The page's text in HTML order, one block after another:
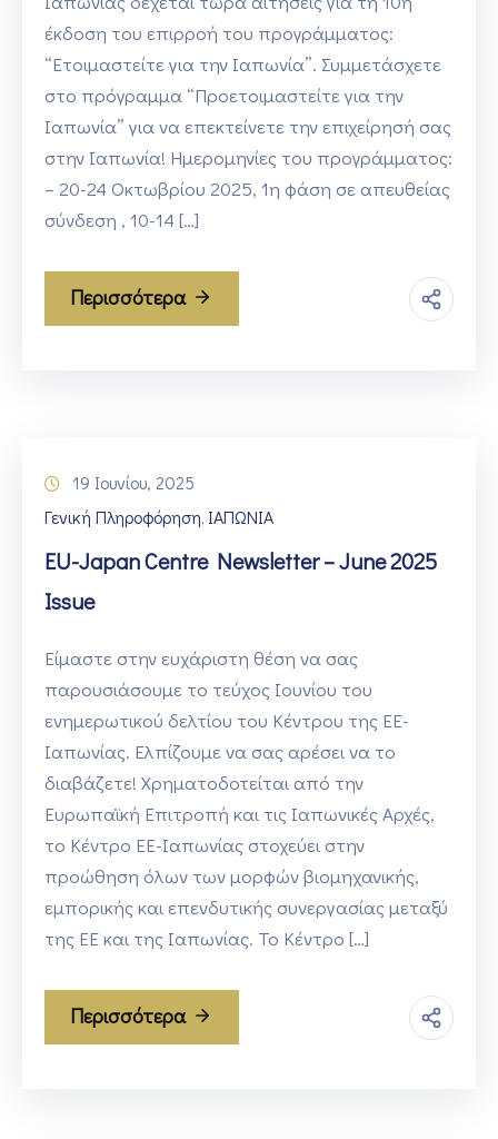
έκδοση του επιρροή του προγράμματος:
“Ετοιμαστείτε για την Ιαπωνία”. Συμμετάσχετε
στο πρόγραμμα “Προετοιμαστείτε για την
Ιαπωνία” για να επεκτείνετε την επιχείρησή σας
στην Ιαπωνία! Ημερομηνίες του προγράμματος:
– 20-24 Οκτωβρίου 2025, 1η φάση σε απευθείας
σύνδεση , 10-14 […]
Περισσότερα
19 Ιουνίου, 2025
Γενική Πληροφόρηση‚ ΙΑΠΩΝΙΑ
EU-Japan Centre Newsletter – June 2025
Issue
Είμαστε στην ευχάριστη θέση να σας
παρουσιάσουμε το τεύχος Ιουνίου του
ενημερωτικού δελτίου του Κέντρου της ΕΕ-
Ιαπωνίας. Ελπίζουμε να σας αρέσει να το
διαβάζετε! Χρηματοδοτείται από την
Ευρωπαϊκή Επιτροπή και τις Ιαπωνικές Αρχές,
το Κέντρο ΕΕ-Ιαπωνίας στοχεύει στην
προώθηση όλων των μορφών βιομηχανικής,
εμπορικής και επενδυτικής συνεργασίας μεταξύ
της ΕΕ και της Ιαπωνίας. Το Κέντρο […]
Περισσότερα